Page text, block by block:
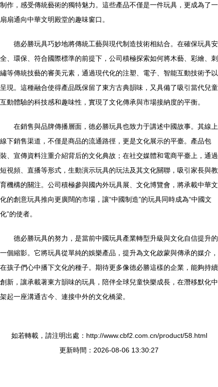
制作，感受傳統藝術的獨特魅力。這些產品不僅是一件玩具，更成為了一
扇扇通向中華文明殿堂的趣味窗口。
德必勝玩具巧妙地將傳統工藝與現代制造技術相結合。在確保玩具安
全、環保、符合國際標準的前提下，公司積極探索如何將木藝、彩繪、刺
繡等傳統技藝的審美元素，通過現代化的注塑、電子、智能互動技術予以
呈現。這種融合使得產品既保留了東方古典韻味，又具備了吸引當代兒童
互動體驗的科技感和趣味性，實現了文化傳承與市場接納度的平衡。
在銷售與品牌傳播層面，德必勝玩具也致力于講述中國故事。其線上
線下銷售渠道，不僅是商品的流通路徑，更是文化展示的平臺。產品包
裝、宣傳資料注重介紹背后的文化典故；在社交媒體和電商平臺上，通過
短視頻、直播等形式，生動演示玩具的玩法及其文化關聯，吸引家長與教
育機構的關注。公司積極參與國內外玩具展、文化博覽會，將承載中華文
化的創意玩具推向更廣闊的市場，讓“中國制造”的玩具同時成為“中國文
化”的使者。
德必勝玩具的努力，是當前中國玩具產業轉型升級與文化自信提升的
一個縮影。它將玩具從單純的娛樂產品，提升為文化啟蒙與傳承的媒介，
在孩子們心中播下文化的種子。期待更多像德必勝這樣的企業，能夠持續
創新，讓承載著東方韻味的玩具，陪伴全球兒童快樂成長，在潛移默化中
架起一座溝通古今、連接中外的文化橋梁。
如若轉載，請注明出處：http://www.cbf2.com.cn/product/58.html
更新時間：2026-08-06 13:30:27